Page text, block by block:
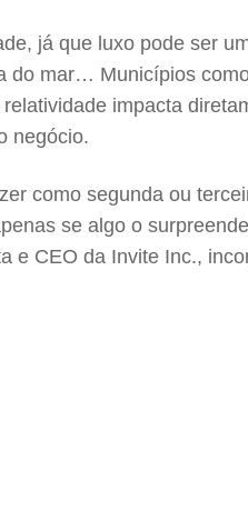
já que luxo pode ser
do mar… Municípios
impacta
negócio.
como segunda ou
se algo o
e CEO da Invite Inc.,